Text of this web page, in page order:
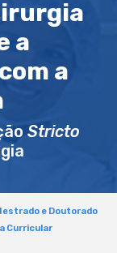
a
a
Stricto
e Doutorado
Curricular